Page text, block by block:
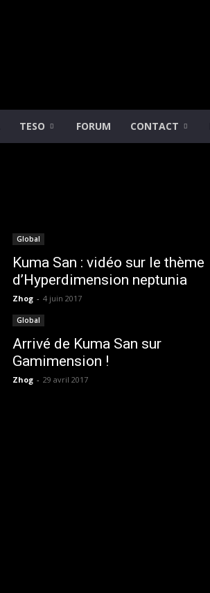
Gamimension
TESO FORUM CONTACT
Global
Kuma San : vidéo sur le thème
d’Hyperdimension neptunia
Zhog - 4 juin 2017
Global
Arrivé de Kuma San sur
Gamimension !
Zhog - 29 avril 2017